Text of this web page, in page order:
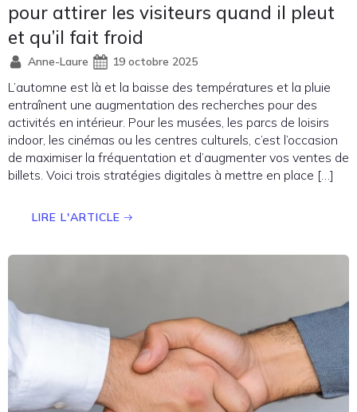
pour attirer les visiteurs quand il pleut
et qu’il fait froid
Anne-Laure 19 octobre 2025
L’automne est là et la baisse des températures et la pluie
entraînent une augmentation des recherches pour des
activités en intérieur. Pour les musées, les parcs de loisirs
indoor, les cinémas ou les centres culturels, c’est l’occasion
de maximiser la fréquentation et d’augmenter vos ventes de
billets. Voici trois stratégies digitales à mettre en place […]
LIRE L'ARTICLE